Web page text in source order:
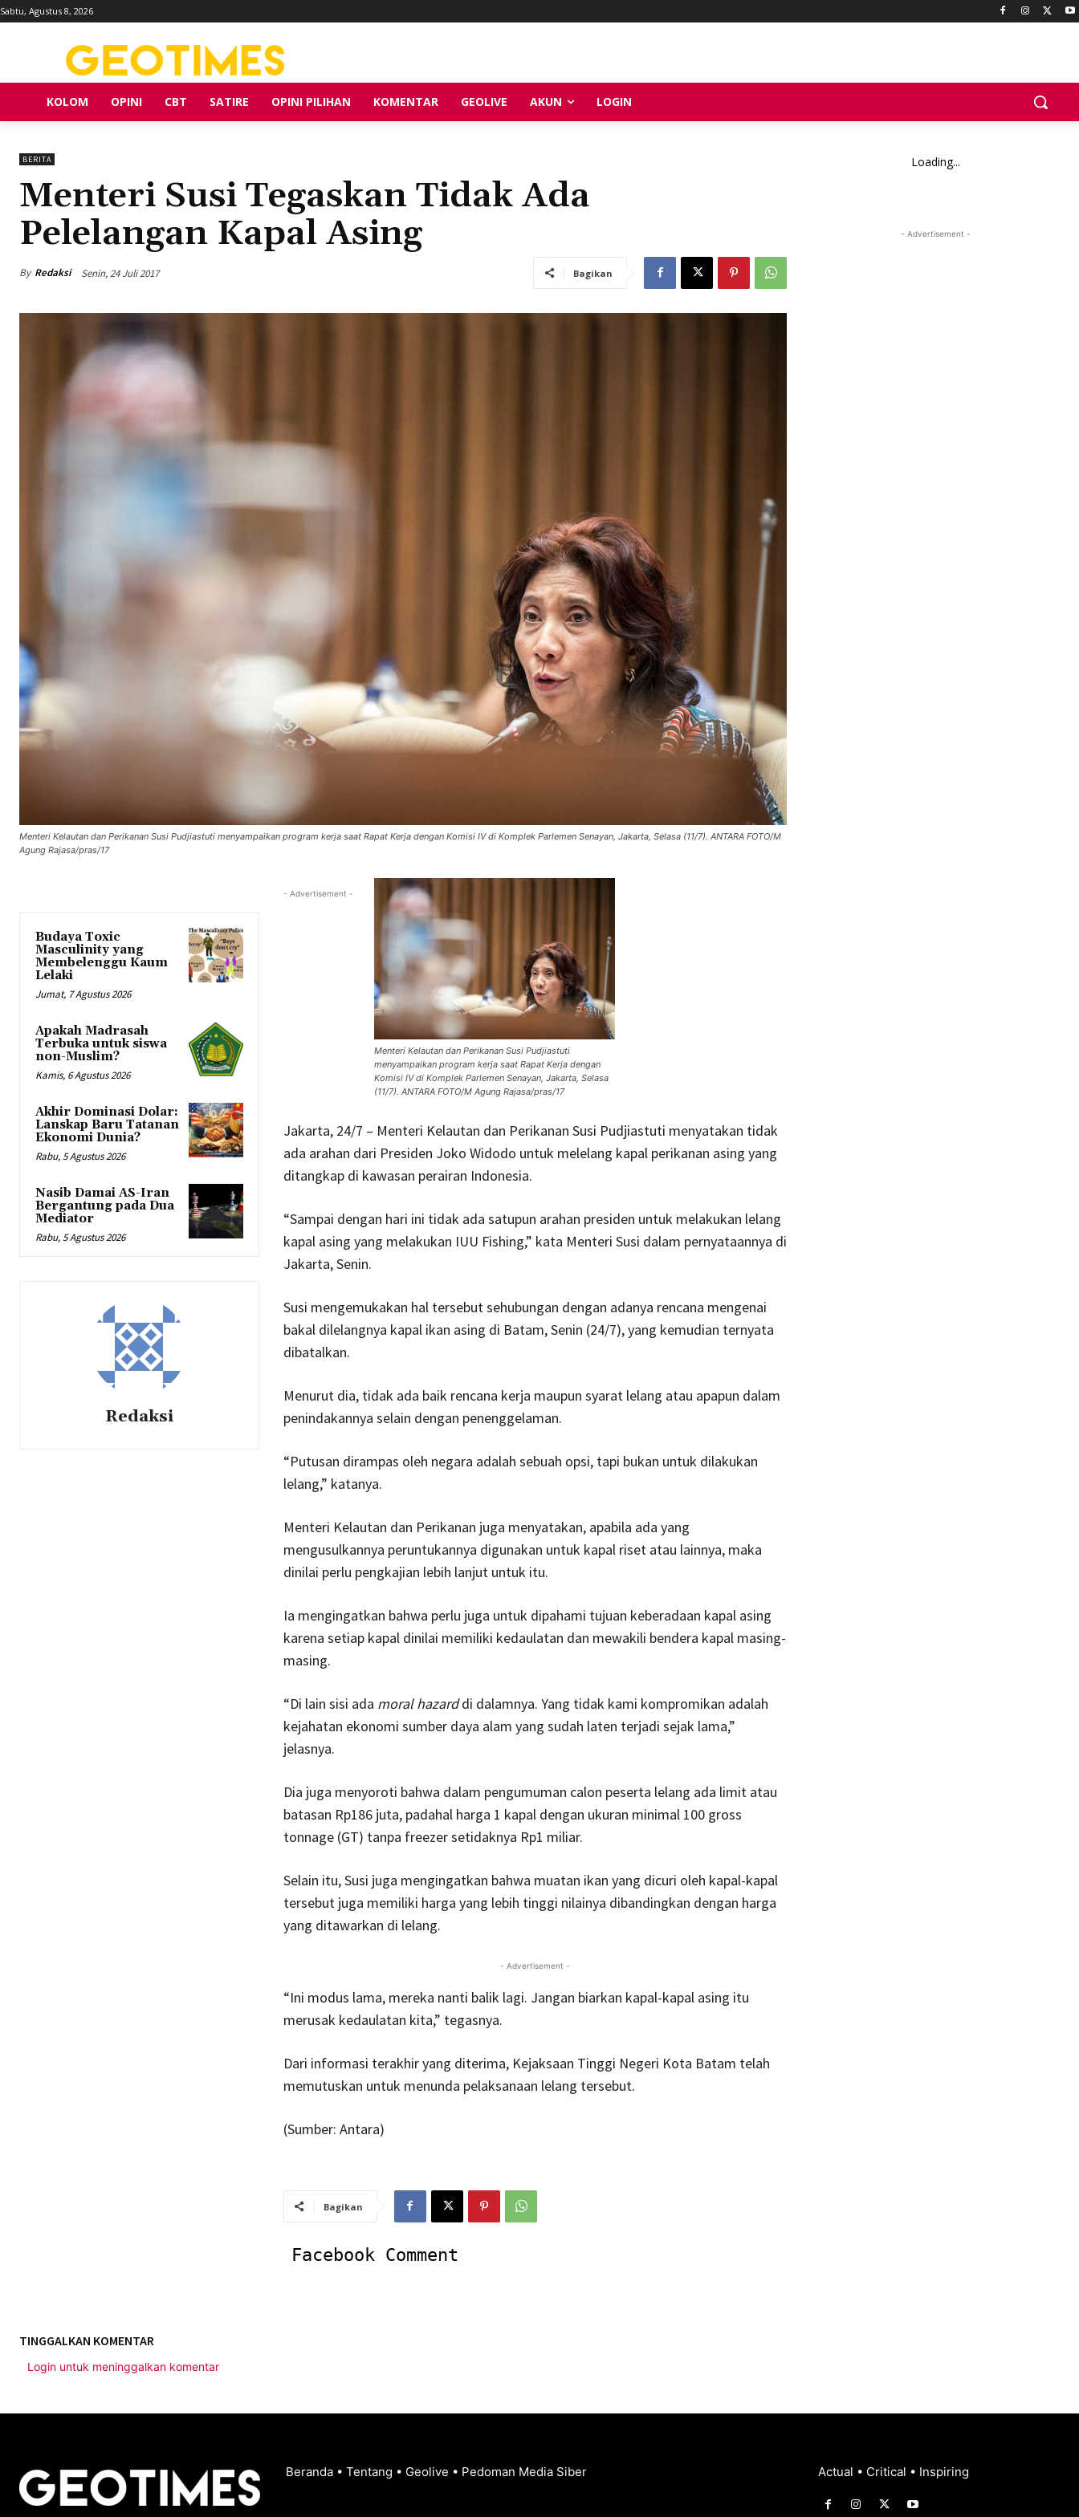
Sabtu, Agustus 8, 2026
KOLOM OPINI CBT SATIRE OPINI PILIHAN KOMENTAR GEOLIVE AKUN LOGIN
BERITA
Menteri Susi Tegaskan Tidak Ada
Pelelangan Kapal Asing
By Redaksi Senin, 24 Juli 2017 Bagikan
Menteri Kelautan dan Perikanan Susi Pudjiastuti menyampaikan program kerja saat Rapat Kerja dengan Komisi IV di Komplek Parlemen Senayan, Jakarta, Selasa (11/7). ANTARA FOTO/M
Agung Rajasa/pras/17
Budaya Toxic
Masculinity yang
Membelenggu Kaum
Lelaki
Jumat, 7 Agustus 2026
Apakah Madrasah
Terbuka untuk siswa
non-Muslim?
Kamis, 6 Agustus 2026
Akhir Dominasi Dolar:
Lanskap Baru Tatanan
Ekonomi Dunia?
Rabu, 5 Agustus 2026
Nasib Damai AS-Iran
Bergantung pada Dua
Mediator
Rabu, 5 Agustus 2026
Redaksi
- Advertisement -
Menteri Kelautan dan Perikanan Susi Pudjiastuti
menyampaikan program kerja saat Rapat Kerja dengan
Komisi IV di Komplek Parlemen Senayan, Jakarta, Selasa
(11/7). ANTARA FOTO/M Agung Rajasa/pras/17
Jakarta, 24/7 – Menteri Kelautan dan Perikanan Susi Pudjiastuti menyatakan tidak
ada arahan dari Presiden Joko Widodo untuk melelang kapal perikanan asing yang
ditangkap di kawasan perairan Indonesia.
“Sampai dengan hari ini tidak ada satupun arahan presiden untuk melakukan lelang
kapal asing yang melakukan IUU Fishing,” kata Menteri Susi dalam pernyataannya di
Jakarta, Senin.
Susi mengemukakan hal tersebut sehubungan dengan adanya rencana mengenai
bakal dilelangnya kapal ikan asing di Batam, Senin (24/7), yang kemudian ternyata
dibatalkan.
Menurut dia, tidak ada baik rencana kerja maupun syarat lelang atau apapun dalam
penindakannya selain dengan penenggelaman.
“Putusan dirampas oleh negara adalah sebuah opsi, tapi bukan untuk dilakukan
lelang,” katanya.
Menteri Kelautan dan Perikanan juga menyatakan, apabila ada yang
mengusulkannya peruntukannya digunakan untuk kapal riset atau lainnya, maka
dinilai perlu pengkajian lebih lanjut untuk itu.
Ia mengingatkan bahwa perlu juga untuk dipahami tujuan keberadaan kapal asing
karena setiap kapal dinilai memiliki kedaulatan dan mewakili bendera kapal masing-
masing.
“Di lain sisi ada moral hazarddi dalamnya. Yang tidak kami kompromikan adalah
kejahatan ekonomi sumber daya alam yang sudah laten terjadi sejak lama,”
jelasnya.
Dia juga menyoroti bahwa dalam pengumuman calon peserta lelang ada limit atau
batasan Rp186 juta, padahal harga 1 kapal dengan ukuran minimal 100 gross
tonnage (GT) tanpa freezer setidaknya Rp1 miliar.
Selain itu, Susi juga mengingatkan bahwa muatan ikan yang dicuri oleh kapal-kapal
tersebut juga memiliki harga yang lebih tinggi nilainya dibandingkan dengan harga
yang ditawarkan di lelang.
- Advertisement -
“Ini modus lama, mereka nanti balik lagi. Jangan biarkan kapal-kapal asing itu
merusak kedaulatan kita,” tegasnya.
Dari informasi terakhir yang diterima, Kejaksaan Tinggi Negeri Kota Batam telah
memutuskan untuk menunda pelaksanaan lelang tersebut.
(Sumber: Antara)
Bagikan
Facebook Comment
TINGGALKAN KOMENTAR
Login untuk meninggalkan komentar
Loading...
- Advertisement -
Beranda • Tentang • Geolive • Pedoman Media Siber Actual • Critical • Inspiring